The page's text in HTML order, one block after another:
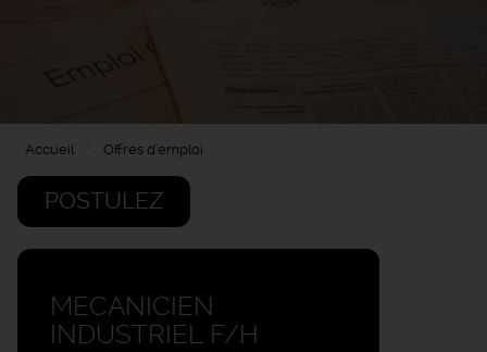
Accueil Offres d'emploi
POSTULEZ
MECANICIEN
INDUSTRIEL F/H